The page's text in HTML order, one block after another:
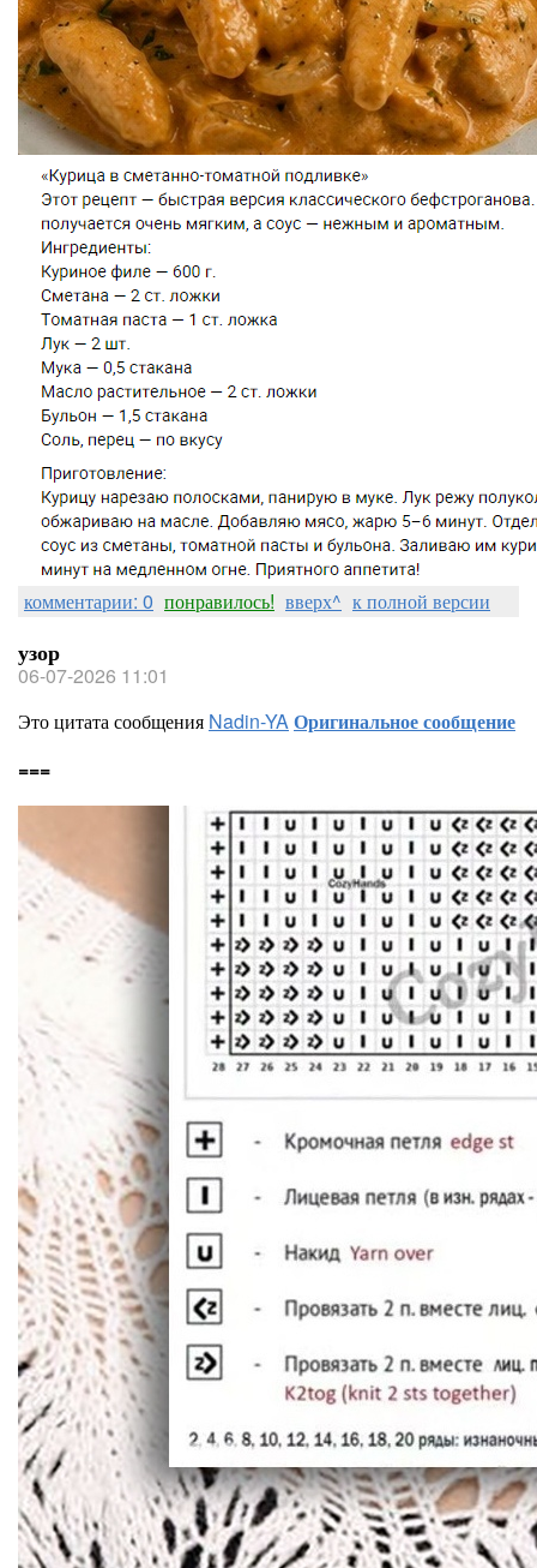
комментарии: 0 понравилось! вверх^ к полной версии
узор
06-07-2026 11:01
Это цитата сообщения Nadin-YAОригинальное сообщение
===